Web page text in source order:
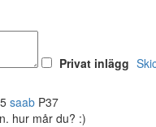
Privat inlägg
saab P37
hur mår du? :)